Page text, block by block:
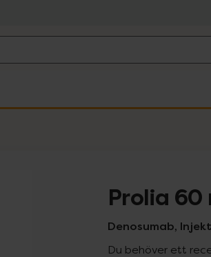
Prolia 60
Denosumab,
Du behöver ett